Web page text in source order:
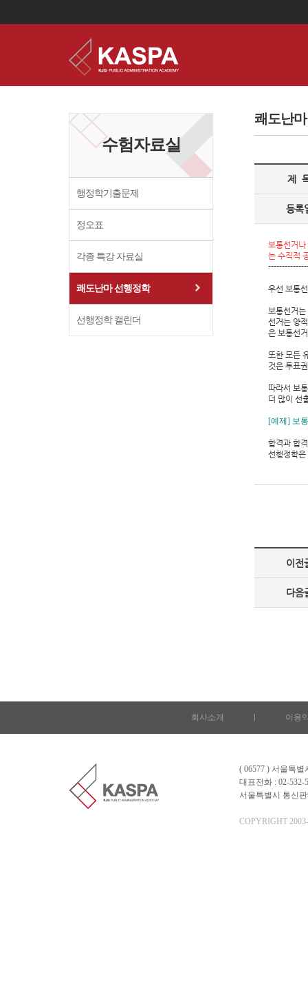
수험자료실
행정학기출문제
정오표
각종 특강 자료실
쾌도난마 선행정학
선행정학 캘린더
쾌도난
제
등록
보통선거
는 수직적
우선 보통
보통선거
선거는 양
은 보통선
또한 모든
것은 투표
따라서 보
더 많이 선
[예제] 보
합격과 합
선행정학
이전
다음
회사소개 이용
( 06577 ) 서울특
대표전화 : 02-532-
서울특별시 통신
COPYRIGHT